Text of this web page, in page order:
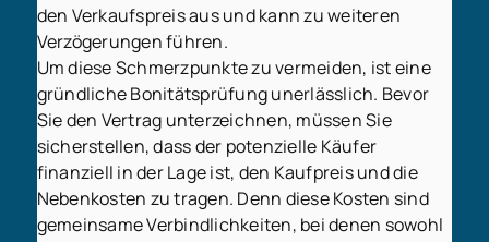
den Verkaufspreis aus und kann zu weiteren
Verzögerungen führen.
Um diese Schmerzpunkte zu vermeiden, ist eine
gründliche Bonitätsprüfung unerlässlich. Bevor
Sie den Vertrag unterzeichnen, müssen Sie
sicherstellen, dass der potenzielle Käufer
finanziell in der Lage ist, den Kaufpreis und die
Nebenkosten zu tragen. Denn diese Kosten sind
gemeinsame Verbindlichkeiten, bei denen sowohl